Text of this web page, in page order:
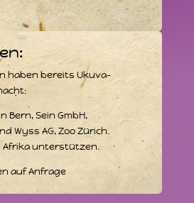
haben bereits Ukuva-
Bern, Sein GmbH,
Wyss AG, Zoo Zürich.
Afrika unterstützen.
auf Anfrage